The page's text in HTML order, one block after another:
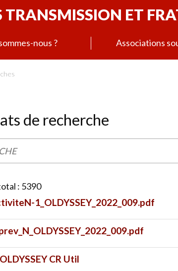
TRANSMISSION ET
nous ? Associations
de recherche
: 5390
1_OLDYSSEY_2022_009.pdf
CR Util